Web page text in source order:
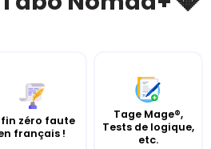
zéro faute
français !
Tage Mage®,
Tests de logique,
etc.